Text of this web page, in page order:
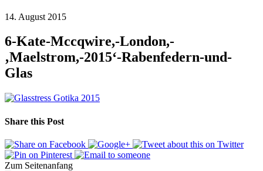
14. August 2015
6-Kate-Mccqwire,-London,-
‚Maelstrom,-2015‘-Rabenfedern-und-
Glas
Share this Post
Zum Seitenanfang